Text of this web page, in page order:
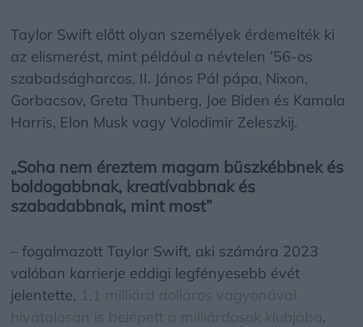
Taylor Swift előtt olyan személyek érdemelték ki
az elismerést, mint például a névtelen ’56-os
szabadságharcos, II. János Pál pápa, Nixon,
Gorbacsov, Greta Thunberg, Joe Biden és Kamala
Harris, Elon Musk vagy Volodimir Zeleszkij.
„Soha nem éreztem magam büszkébbnek és
boldogabbnak, kreatívabbnak és
szabadabbnak, mint most”
– fogalmazott Taylor Swift, aki számára 2023
valóban karrierje eddigi legfényesebb évét
jelentette,
.